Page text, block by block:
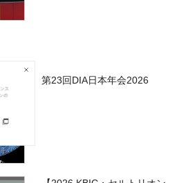
第23回DIA日本年会2026